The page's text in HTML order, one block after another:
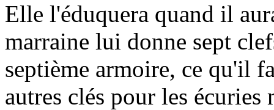
Elle l'éduquera quand il
marraine lui donne sept
septième armoire, ce qu'il
autres clés pour les